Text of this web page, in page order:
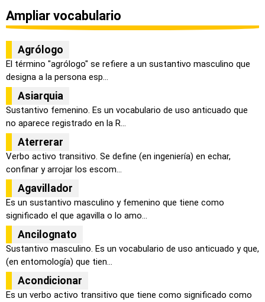
Ampliar vocabulario
Agrólogo
El término "agrólogo" se refiere a un sustantivo masculino que
designa a la persona esp...
Asiarquia
Sustantivo femenino. Es un vocabulario de uso anticuado que
no aparece registrado en la R...
Aterrerar
Verbo activo transitivo. Se define (en ingeniería) en echar,
confinar y arrojar los escom...
Agavillador
Es un sustantivo masculino y femenino que tiene como
significado el que agavilla o lo amo...
Ancilognato
Sustantivo masculino. Es un vocabulario de uso anticuado y que,
(en entomología) que tien...
Acondicionar
Es un verbo activo transitivo que tiene como significado como